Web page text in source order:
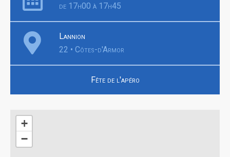
de 17h00 à 17h45
Lannion
22 • Côtes-d'Armor
Fête de l'apéro
+
−